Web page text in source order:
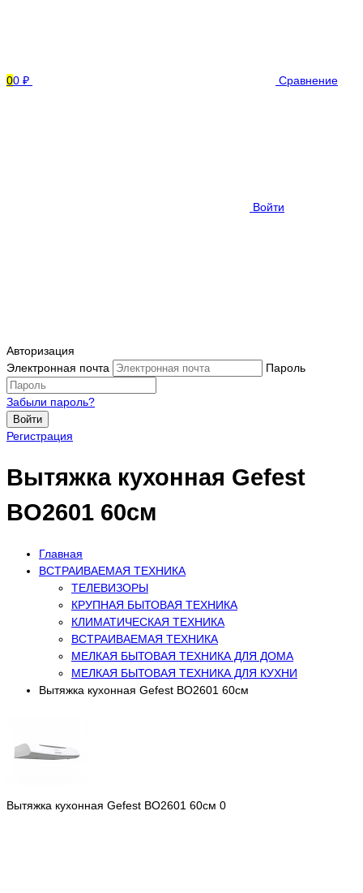
00 ₽ Сравнение
Войти
Авторизация
Электронная почта
Пароль
Забыли пароль?
Войти
Регистрация
Вытяжка кухонная Gefest
BO2601 60см
Главная
ВСТРАИВАЕМАЯ ТЕХНИКА
ТЕЛЕВИЗОРЫ
КРУПНАЯ БЫТОВАЯ ТЕХНИКА
КЛИМАТИЧЕСКАЯ ТЕХНИКА
ВСТРАИВАЕМАЯ ТЕХНИКА
МЕЛКАЯ БЫТОВАЯ ТЕХНИКА ДЛЯ ДОМА
МЕЛКАЯ БЫТОВАЯ ТЕХНИКА ДЛЯ КУХНИ
Вытяжка кухонная Gefest BO2601 60см
Вытяжка кухонная Gefest BO2601 60см 0